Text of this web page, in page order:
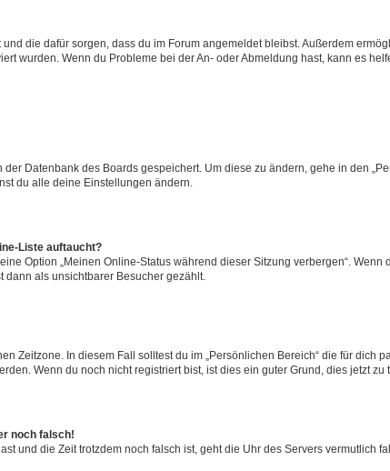
und die dafür sorgen, dass du im Forum angemeldet bleibst. Außerdem
wurden. Wenn du Probleme bei der An- oder Abmeldung hast, kann es
Datenbank des Boards gespeichert. Um diese zu ändern, gehe in den
du alle deine Einstellungen ändern.
Liste auftaucht?
Option „Meinen Online-Status während dieser Sitzung verbergen“. Wenn
als unsichtbarer Besucher gezählt.
Zeitzone. In diesem Fall solltest du im „Persönlichen Bereich“ die für dich
Wenn du noch nicht registriert bist, ist dies ein guter Grund, dies jetzt zu
noch falsch!
und die Zeit trotzdem noch falsch ist, geht die Uhr des Servers vermutlich